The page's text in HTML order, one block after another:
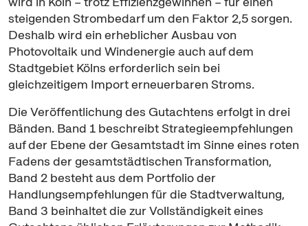
steigenden Strombedarf um den Faktor 2,5 sorgen.
Deshalb wird ein erheblicher Ausbau von
Photovoltaik und Windenergie auch auf dem
Stadtgebiet Kölns erforderlich sein bei
gleichzeitigem Import erneuerbaren Stroms.
Die Veröffentlichung des Gutachtens erfolgt in drei
Bänden. Band 1 beschreibt Strategieempfehlungen
auf der Ebene der Gesamtstadt im Sinne eines roten
Fadens der gesamtstädtischen Transformation,
Band 2 besteht aus dem Portfolio der
Handlungsempfehlungen für die Stadtverwaltung,
Band 3 beinhaltet die zur Vollständigkeit eines